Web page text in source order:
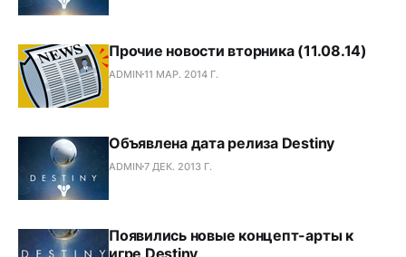
Прочие новости вторника (11.08.14)
ADMIN11 МАР. 2014 Г.
Объявлена дата релиза Destiny
ADMIN7 ДЕК. 2013 Г.
Появились новые концепт-арты к
игре Destiny